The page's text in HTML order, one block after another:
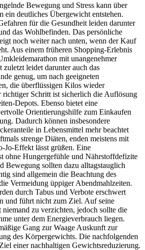
Bewegung und Stress kann über
ein deutliches Übergewicht entstehen.
für die Gesundheit leiden darunter
das Wohlbefinden. Das persönliche
noch weiter nach unten, wenn der Kauf
Aus einem früheren Shopping-Erlebnis
mit unangenehmer
leidet darunter auch das
genug, um nach geeigneten
die überflüssigen Kilos wieder
richtiger Schritt ist sicherlich die Auflösung
Depots. Ebenso bietet eine
Orientierungshilfe zum Einkaufen
Dadurch können insbesondere
in Lebensmittel mehr beachtet
strenge Diäten, enden meistens mit
Jo-Effekt lässt grüßen. Eine
ohne Hungergefühle und Nährstoffdefizite
Bewegung sollten dazu alltagstauglich
sind allgemein die Beachtung des
Vermeidung üppiger Abendmahlzeiten.
durch Tabus und Verbote erschwert
und führt nicht zum Ziel. Auf seine
niemand zu verzichten, jedoch sollte die
unter dem Energieverbrauch liegen.
Gang zur Waage Auskunft zur
des Körpergewichts. Die nachfolgenden
einer nachhaltigen Gewichtsreduzierung.